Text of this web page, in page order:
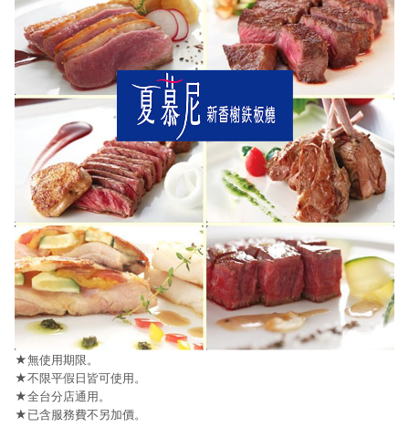
★無使用期限。
★不限平假日皆可使用。
★全台分店通用。
★已含服務費不另加價。